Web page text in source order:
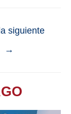
siguiente
→